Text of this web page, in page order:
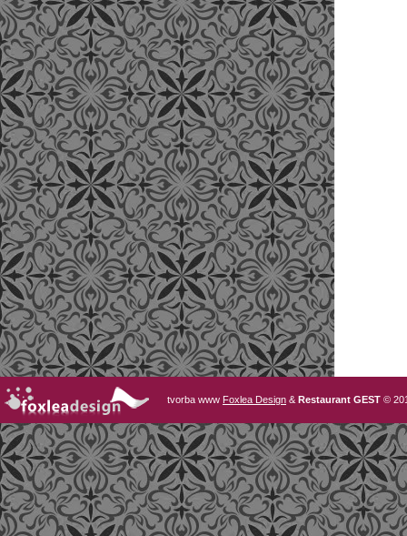
tvorba www Foxlea Design & Restaurant GEST ©